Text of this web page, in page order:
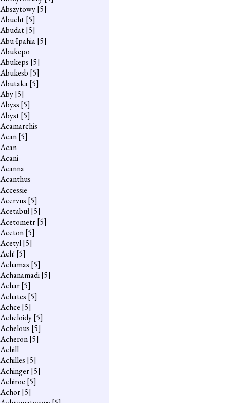
Abszytowy[5]
Abucht[5]
Abudat[5]
Abu-Ipahia[5]
Abukepo
Abukeps [5]
Abukesb [5]
Abutaka[5]
Aby[5]
Abyss [5]
Abyst[5]
Acamarchis
Acan[5]
Acan
Acani
Acanna
Acanthus
Accessie
Acervus [5]
Acetabuł[5]
Acetometr[5]
Aceton[5]
Acetyl[5]
Ach! [5]
Achamas [5]
Achanamadi[5]
Achar[5]
Achates [5]
Achce [5]
Acheloidy[5]
Achelous [5]
Acheron[5]
Achill
Achilles [5]
Achinger[5]
Achiroe [5]
Achor[5]